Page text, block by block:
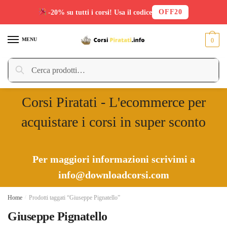
MENU
Cerca:
Cerca
0
Corsi Piratati - L'ecommerce per
acquistare i corsi in super sconto
Per maggiori informazioni scrivimi a
info@downloadcorsi.com
Home Prodotti taggati “Giuseppe Pignatello”
Giuseppe Pignatello
-20% su tutti i corsi! Usa il codice OFF20